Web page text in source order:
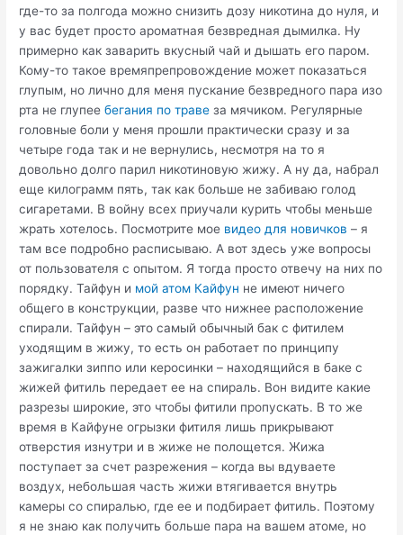
где-то за полгода можно снизить дозу никотина до нуля, и
у вас будет просто ароматная безвредная дымилка. Ну
примерно как заварить вкусный чай и дышать его паром.
Кому-то такое времяпрепровождение может показаться
глупым, но лично для меня пускание безвредного пара изо
рта не глупеебегания по траве за мячиком. Регулярные
головные боли у меня прошли практически сразу и за
четыре года так и не вернулись, несмотря на то я
довольно долго парил никотиновую жижу. А ну да, набрал
еще килограмм пять, так как больше не забиваю голод
сигаретами. В войну всех приучали курить чтобы меньше
жрать хотелось. Посмотрите мое видео для новичков – я
там все подробно расписываю. А вот здесь уже вопросы
от пользователя с опытом. Я тогда просто отвечу на них по
порядку. Тайфун и мой атом Кайфун не имеют ничего
общего в конструкции, разве что нижнее расположение
спирали. Тайфун – это самый обычный бак с фитилем
уходящим в жижу, то есть он работает по принципу
зажигалки зиппо или керосинки – находящийся в баке с
жижей фитиль передает ее на спираль. Вон видите какие
разрезы широкие, это чтобы фитили пропускать. В то же
время в Кайфуне огрызки фитиля лишь прикрывают
отверстия изнутри и в жиже не полощется. Жижа
поступает за счет разрежения – когда вы вдуваете
воздух, небольшая часть жижи втягивается внутрь
камеры со спиралью, где ее и подбирает фитиль. Поэтому
я не знаю как получить больше пара на вашем атоме, но